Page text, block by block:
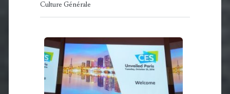
Culture Générale